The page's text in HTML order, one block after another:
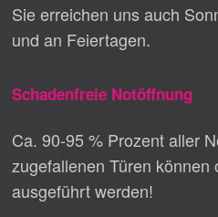
Sie erreichen uns auch
und an Feiertagen.
Schadenfreie Notöffnung
Ca. 90-95 % Prozent aller
zugefallenen Türen können
ausgeführt werden!